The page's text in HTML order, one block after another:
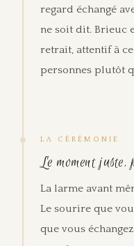
regard échangé
ne soit dit. Brieuc
retrait, attentif à
personnes plutôt
LA CÉRÉMONIE
Le moment
La larme avant
Le sourire que
que vous